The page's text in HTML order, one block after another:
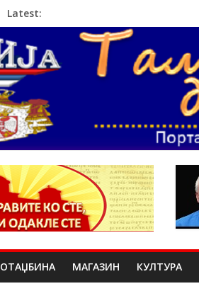
Latest:
ОТАЏБИНА МАГАЗИН КУЛТУРА